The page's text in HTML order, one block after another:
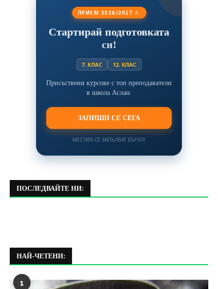
ПРИЕМ 2026/2027 г.
Стартирай подготовката
си!
7. КЛАС 12. КЛАС
Присъствени курсове с топ преподаватели
в школа Аслан.
ЗАПИШИ СЕ СЕГА
МЕСТАТА СЕ ЗАПЪЛВАТ БЪРЗО!
ПОСЛЕДВАЙТЕ НИ:
НАЙ-ЧЕТЕНИ:
1